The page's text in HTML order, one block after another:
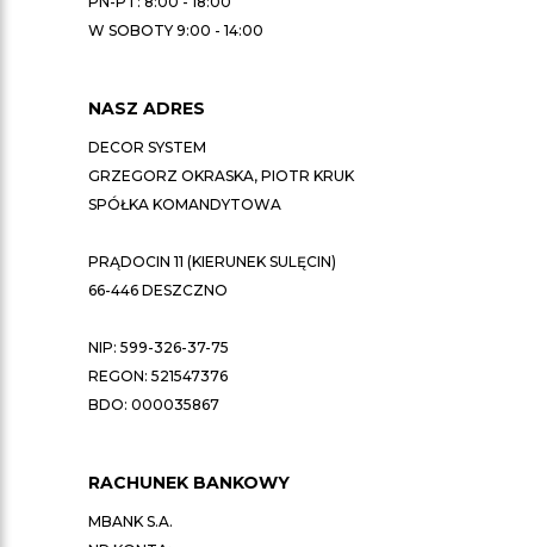
W SOBOTY 9:00 - 14:00
NASZ ADRES
DECOR SYSTEM
GRZEGORZ OKRASKA, PIOTR KRUK
SPÓŁKA KOMANDYTOWA
PRĄDOCIN 11 (KIERUNEK SULĘCIN)
66-446 DESZCZNO
NIP: 599-326-37-75
REGON: 521547376
BDO: 000035867
RACHUNEK BANKOWY
MBANK S.A.